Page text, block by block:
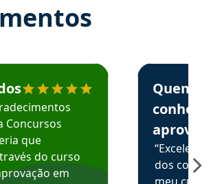
recomenda o Aprova Concursos em
Concursos
que
do curso
em
Estudante
Quem
aprova
dos